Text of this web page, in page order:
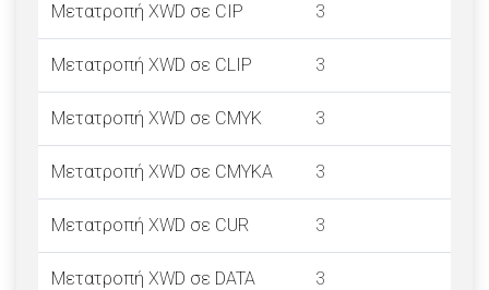
Μετατροπή XWD σε CIP 3
Μετατροπή XWD σε CLIP 3
Μετατροπή XWD σε CMYK 3
Μετατροπή XWD σε CMYKA 3
Μετατροπή XWD σε CUR 3
Μετατροπή XWD σε DATA 3